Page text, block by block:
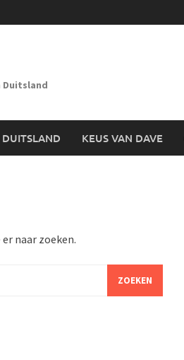
Duitsland
KEUS VAN DAVE
naar zoeken.